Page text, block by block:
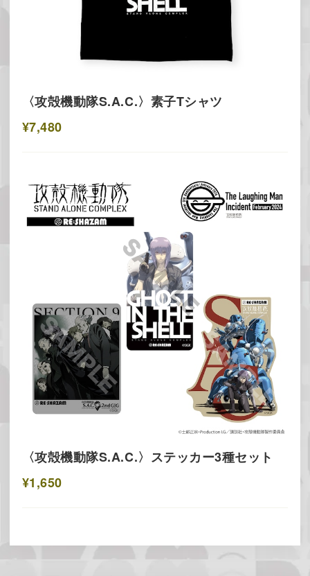
〈攻殻機動隊S.A.C.〉素子Tシャツ
¥7,480
〈攻殻機動隊S.A.C.〉ステッカー3種セット
¥1,650